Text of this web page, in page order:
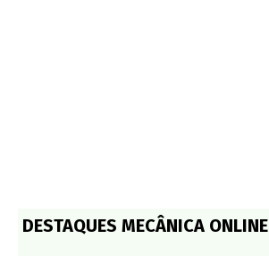
DESTAQUES MECÂNICA ONLINE